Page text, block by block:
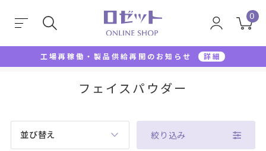
0
工場再稼働・製品供給再開のお知らせ 詳細
フェイスパウダー
フェイスパウダー
並び替え 絞り込み